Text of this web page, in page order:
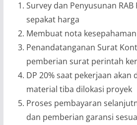
Survey dan Penyusunan RAB
sepakat harga
Membuat nota
Penandatanganan Surat
pemberian surat perintah
DP 20% saat pekerjaan akan
material tiba dilokasi proyek
Proses pembayaran
dan pemberian garansi